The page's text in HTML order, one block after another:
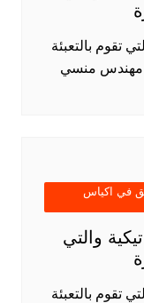
تقوم بالتعبئة
في اكياس
والتي
تقوم بالتعبئة